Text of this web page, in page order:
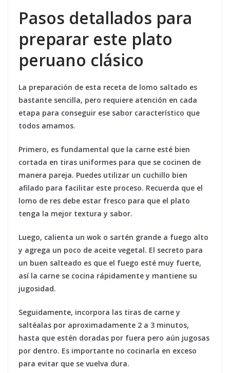
Pasos detallados para
preparar este plato
peruano clásico
La preparación de esta receta de lomo saltado es
bastante sencilla, pero requiere atención en cada
etapa para conseguir ese sabor característico que
todos amamos.
Primero, es fundamental que la carne esté bien
cortada en tiras uniformes para que se cocinen de
manera pareja. Puedes utilizar un cuchillo bien
afilado para facilitar este proceso. Recuerda que el
lomo de res debe estar fresco para que el plato
tenga la mejor textura y sabor.
Luego, calienta un wok o sartén grande a fuego alto
y agrega un poco de aceite vegetal. El secreto para
un buen salteado es que el fuego esté muy fuerte,
así la carne se cocina rápidamente y mantiene su
jugosidad.
Seguidamente, incorpora las tiras de carne y
saltéalas por aproximadamente 2 a 3 minutos,
hasta que estén doradas por fuera pero aún jugosas
por dentro. Es importante no cocinarla en exceso
para evitar que se vuelva dura.